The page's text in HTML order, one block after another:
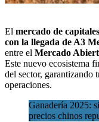
El mercado de
con la llegada de A3
entre el Mercado
Este nuevo ecosistema
del sector, garantizando
operaciones.
Ganadería 2025:
precios chinos